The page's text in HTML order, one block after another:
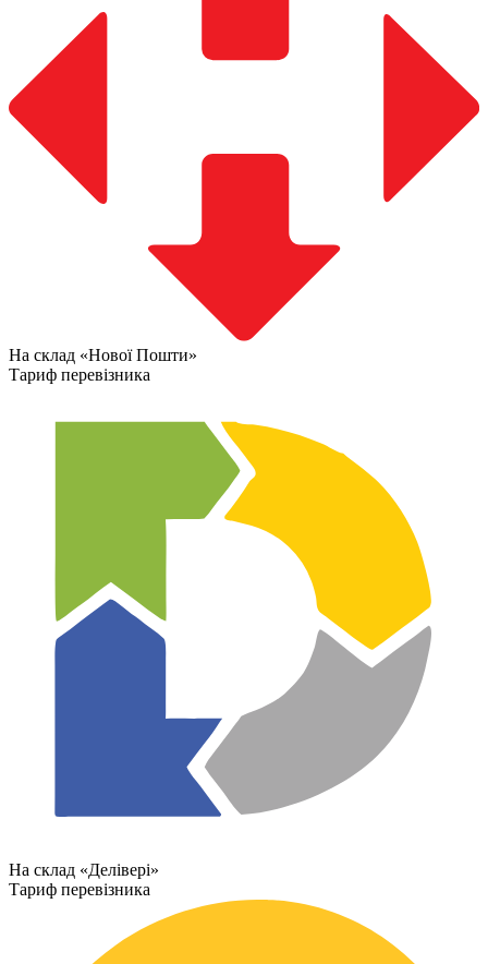
На склад «Нової Пошти»
Тариф перевізника
На склад «Делівері»
Тариф перевізника